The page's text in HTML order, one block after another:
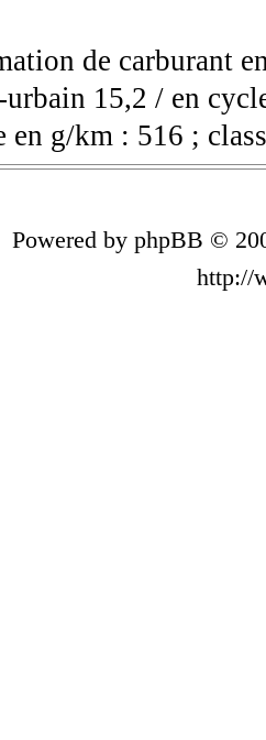
de carburant
15,2 / en
en g/km : 516 ;
Powered by phpBB ©
http://